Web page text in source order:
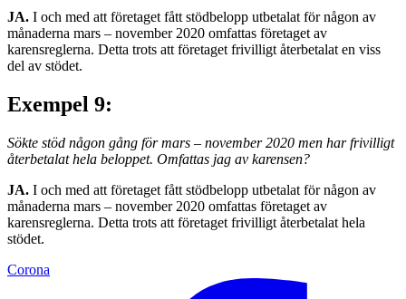
JA. I och med att företaget fått stödbelopp utbetalat för någon av
månaderna mars – november 2020 omfattas företaget av
karensreglerna. Detta trots att företaget frivilligt återbetalat en viss
del av stödet.
Exempel 9:
Sökte stöd någon gång för mars – november 2020 men har frivilligt
återbetalat hela beloppet. Omfattas jag av karensen?
JA. I och med att företaget fått stödbelopp utbetalat för någon av
månaderna mars – november 2020 omfattas företaget av
karensreglerna. Detta trots att företaget frivilligt återbetalat hela
stödet.
Corona